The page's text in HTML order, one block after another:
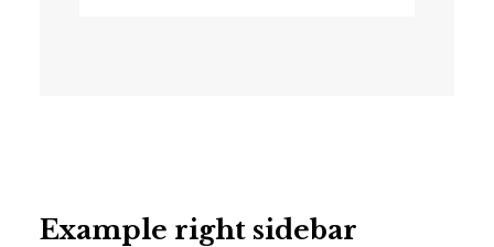
Example right sidebar